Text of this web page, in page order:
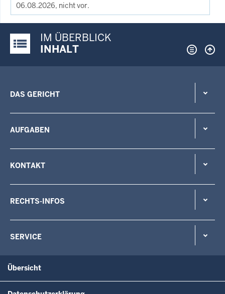
06.08.2026, nicht vor.
Justiz-Portal im Überblick:
IM ÜBERBLICK
INHALT
DAS GERICHT
AUFGABEN
KONTAKT
RECHTS-INFOS
SERVICE
Übersicht